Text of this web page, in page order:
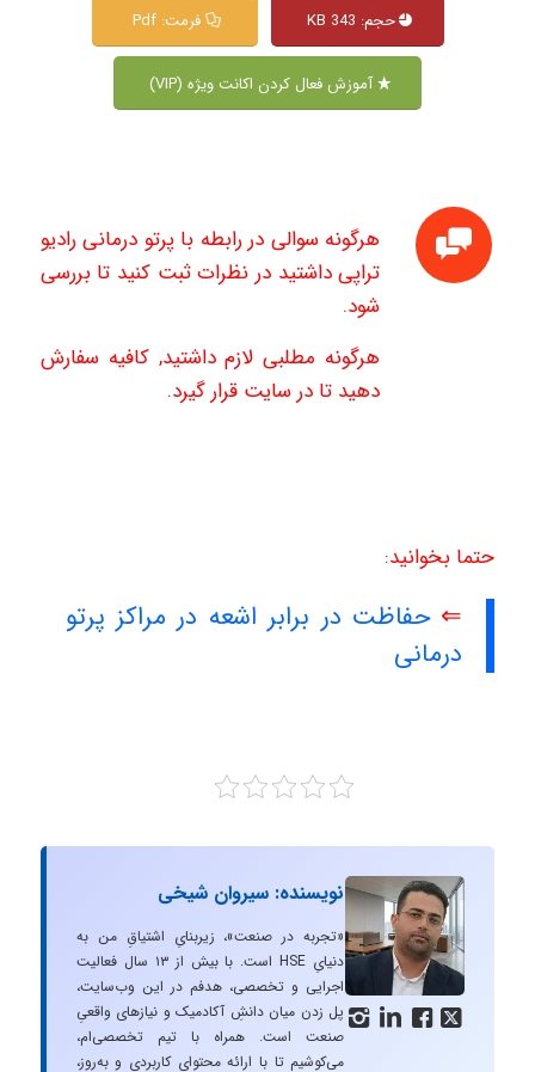
حجم: 343 KB فرمت: Pdf
آموزش فعال کردن اکانت ویژه (VIP)
هرگونه سوالی در رابطه با پرتو درمانی رادیو
تراپی داشتید در نظرات ثبت کنید تا بررسی
شود.
هرگونه مطلبی لازم داشتید, کافیه سفارش
دهید تا در سایت قرار گیرد.
حتما بخوانید:
⇐حفاظت در برابر اشعه در مراکز پرتو
درمانی
   
نویسنده: سیروان شیخی
«تجربه در صنعت»، زیربنایِ اشتیاقِ من به
دنیایِ HSE است. با بیش از ۱۳ سال فعالیت
اجرایی و تخصصی، هدفم در این وب‌سایت،
پل زدن میان دانشِ آکادمیک و نیازهای واقعیِ
صنعت است. همراه با تیم تخصصی‌ام،
می‌کوشیم تا با ارائه محتوای کاربردی و به‌روز،